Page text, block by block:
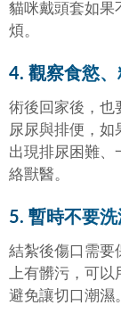
貓咪戴頭套如果
煩。
4. 觀察食慾
術後回家後，也
尿尿與排便，如
出現排尿困難、
絡獸醫。
5. 暫時不要洗
結紮後傷口需要
上有髒污，可
避免讓切口潮濕